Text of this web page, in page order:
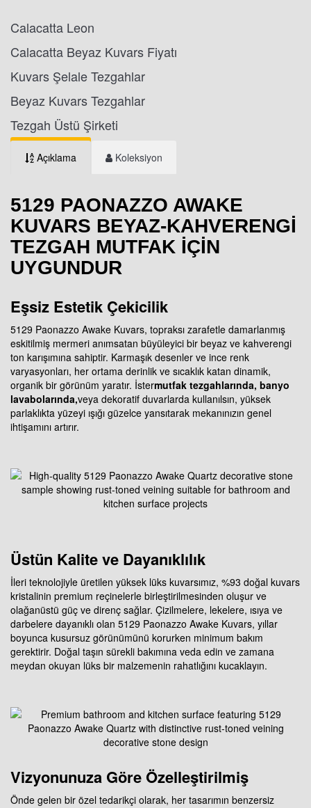
Calacatta Leon
Calacatta Beyaz Kuvars Fiyatı
Kuvars Şelale Tezgahlar
Beyaz Kuvars Tezgahlar
Tezgah Üstü Şirketi
Açıklama Koleksiyon
5129 PAONAZZO AWAKE
KUVARS BEYAZ-KAHVERENGI
TEZGAH MUTFAK IÇIN
UYGUNDUR
Eşsiz Estetik Çekicilik
5129 Paonazzo Awake Kuvars, topraksı zarafetle damarlanmış
eskitilmiş mermeri anımsatan büyüleyici bir beyaz ve kahverengi
ton karışımına sahiptir. Karmaşık desenler ve ince renk
varyasyonları, her ortama derinlik ve sıcaklık katan dinamik,
organik bir görünüm yaratır. İstermutfak tezgahlarında, banyo
lavabolarında,veya dekoratif duvarlarda kullanılsın, yüksek
parlaklıkta yüzeyi ışığı güzelce yansıtarak mekanınızın genel
ihtişamını artırır.
Üstün Kalite ve Dayanıklılık
İleri teknolojiyle üretilen yüksek lüks kuvarsımız, %93 doğal kuvars
kristalinin premium reçinelerle birleştirilmesinden oluşur ve
olağanüstü güç ve direnç sağlar. Çizilmelere, lekelere, ısıya ve
darbelere dayanıklı olan 5129 Paonazzo Awake Kuvars, yıllar
boyunca kusursuz görünümünü korurken minimum bakım
gerektirir. Doğal taşın sürekli bakımına veda edin ve zamana
meydan okuyan lüks bir malzemenin rahatlığını kucaklayın.
Vizyonunuza Göre Özelleştirilmiş
Önde gelen bir özel tedarikçi olarak, her tasarımın benzersiz